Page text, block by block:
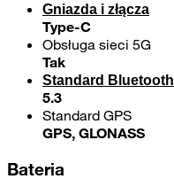
Gniazda i złącza
Type-C
Obsługa sieci 5G
Tak
Standard Bluetooth
5.3
Standard GPS
GPS, GLONASS
Bateria